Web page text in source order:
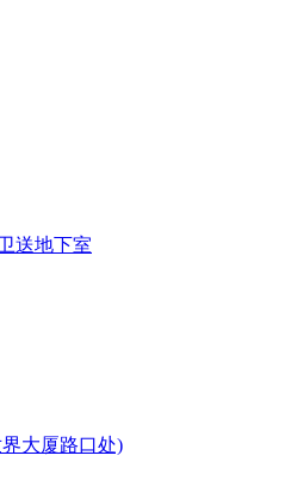
送地下室
大厦路口处)